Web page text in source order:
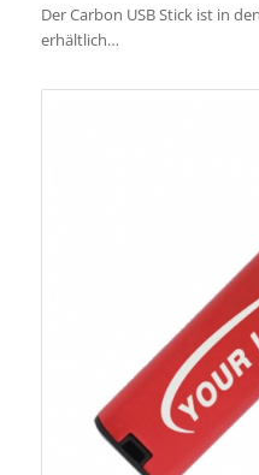
Der Carbon USB Stick ist in
erhältlich…